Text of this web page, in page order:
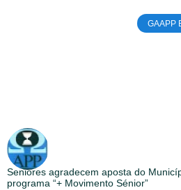
GAAPP
Seniores agradecem aposta do
programa “+ Movimento Sénior”